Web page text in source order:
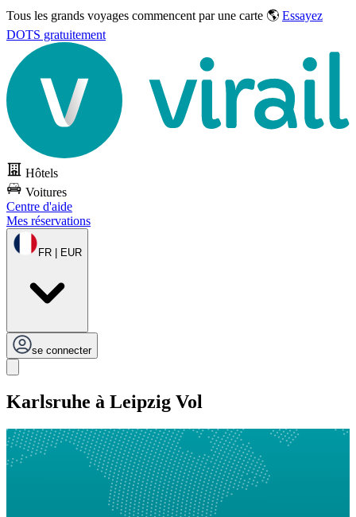
Tous les grands voyages commencent par une carte 🌎 Essayez
DOTS gratuitement
Hôtels
Voitures
Centre d'aide
Mes réservations
FR | EUR
se connecter
Karlsruhe à Leipzig Vol